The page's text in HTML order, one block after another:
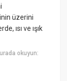
üzerini
ısı ve ışık
okuyun: